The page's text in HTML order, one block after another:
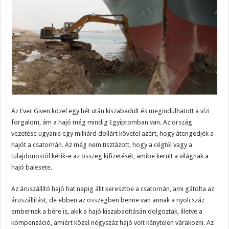
Az Ever Given közel egy hét után kiszabadult és megindulhatott a vízi
forgalom, ám a hajó még mindig Egyiptomban van. Az ország
vezetése ugyanis egy milliárd dollárt követel azért, hogy átengedjék a
hajót a csatornán. Az még nem tisztázott, hogy a cégtől vagy a
tulajdonostól kérik-e az összeg kifizetését, amibe került a világnak a
hajó balesete.
Az áruszállító hajó hat napig állt keresztbe a csatornán, ami gátolta az
áruszállítást, de ebben az összegben benne van annak a nyolcszáz
embernek a bére is, akik a hajó kiszabadításán dolgoztak, illetve a
kompenzáció, amiért közel négyszáz hajó volt kénytelen várakozni. Az